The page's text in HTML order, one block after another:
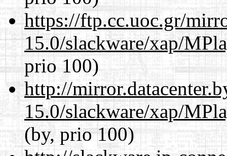
https://ftp.cc.uoc.gr/
15.0/slackware/xap/
prio 100)
http://
15.0/slackware/xap/
(by, prio 100)